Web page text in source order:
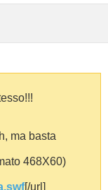
ma basta
468X60)
[/url]